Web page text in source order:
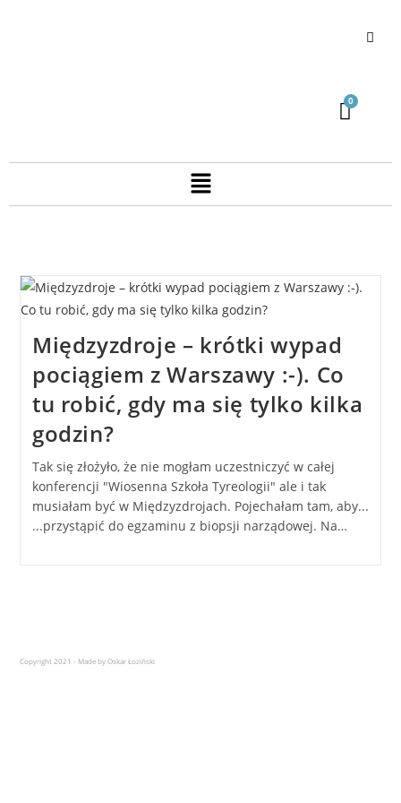
Międzyzdroje – krótki wypad
pociągiem z Warszawy :-). Co
tu robić, gdy ma się tylko kilka
godzin?
Tak się złożyło, że nie mogłam uczestniczyć w całej
konferencji "Wiosenna Szkoła Tyreologii" ale i tak
musiałam być w Międzyzdrojach. Pojechałam tam, aby...
...przystąpić do egzaminu z biopsji narządowej. Na…
Copyright 2021 - Made by Oskar Łoziński